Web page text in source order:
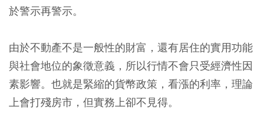
於警示再警示。
由於不動產不是一般性的財富，還有居住的實用功能
與社會地位的象徵意義，所以行情不會只受經濟性因
素影響。也就是緊縮的貨幣政策，看漲的利率，理論
上會打殘房市，但實務上卻不見得。